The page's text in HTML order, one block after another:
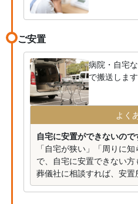
ご安置
病院・自宅
で搬送します
よく
自宅に安置ができないので
「自宅が狭い」「周りに
で、自宅に安置できない方
葬儀社に相談すれば、安置